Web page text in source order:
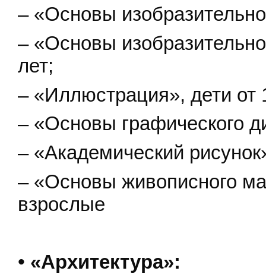
– «Основы
– «Основы
лет;
– «Иллюстрация», дети от
– «Основы графического
– «Академический
– «Основы живописного
взрослые
• «Архитектура»: